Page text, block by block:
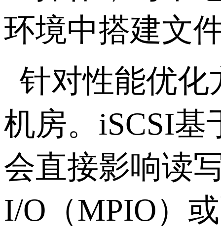
环境中搭建文
针对性能优化
机房。 iSCSI基
会直接影响读
I/O （MPIO）